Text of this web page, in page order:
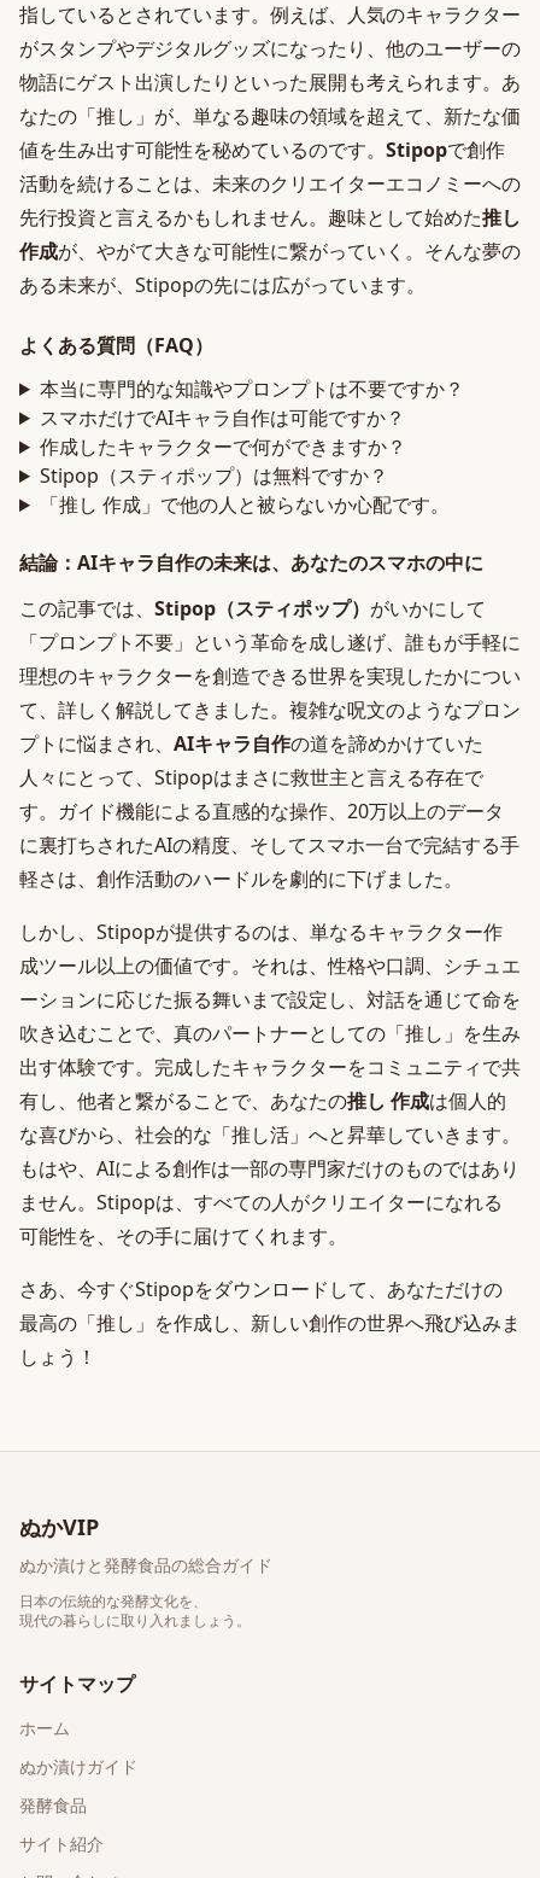
指しているとされています。例えば、人気のキャラクター
がスタンプやデジタルグッズになったり、他のユーザーの
物語にゲスト出演したりといった展開も考えられます。あ
なたの「推し」が、単なる趣味の領域を超えて、新たな価
値を生み出す可能性を秘めているのです。 Stipopで創作
活動を続けることは、未来のクリエイターエコノミーへの
先行投資と言えるかもしれません。趣味として始めた推し
作成が、やがて大きな可能性に繋がっていく。そんな夢の
ある未来が、Stipopの先には広がっています。
よくある質問（FAQ）
本当に専門的な知識やプロンプトは不要ですか？
スマホだけでAIキャラ自作は可能ですか？
作成したキャラクターで何ができますか？
Stipop（スティポップ）は無料ですか？
「推し 作成」で他の人と被らないか心配です。
結論：AIキャラ自作の未来は、あなたのスマホの中に
この記事では、 Stipop（スティポップ） がいかにして
「プロンプト不要」という革命を成し遂げ、誰もが手軽に
理想のキャラクターを創造できる世界を実現したかについ
て、詳しく解説してきました。複雑な呪文のようなプロン
プトに悩まされ、 AIキャラ自作の道を諦めかけていた
人々にとって、Stipopはまさに救世主と言える存在で
す。ガイド機能による直感的な操作、20万以上のデータ
に裏打ちされたAIの精度、そしてスマホ一台で完結する手
軽さは、創作活動のハードルを劇的に下げました。
しかし、Stipopが提供するのは、単なるキャラクター作
成ツール以上の価値です。それは、性格や口調、シチュエ
ーションに応じた振る舞いまで設定し、対話を通じて命を
吹き込むことで、真のパートナーとしての「推し」を生み
出す体験です。完成したキャラクターをコミュニティで共
有し、他者と繋がることで、あなたの推し 作成は個人的
な喜びから、社会的な「推し活」へと昇華していきます。
もはや、AIによる創作は一部の専門家だけのものではあり
ません。Stipopは、すべての人がクリエイターになれる
可能性を、その手に届けてくれます。
さあ、今すぐStipopをダウンロードして、あなただけの
最高の「推し」を作成し、新しい創作の世界へ飛び込みま
しょう！
ぬかVIP
ぬか漬けと発酵食品の総合ガイド
日本の伝統的な発酵文化を、
現代の暮らしに取り入れましょう。
サイトマップ
ホーム
ぬか漬けガイド
発酵食品
サイト紹介